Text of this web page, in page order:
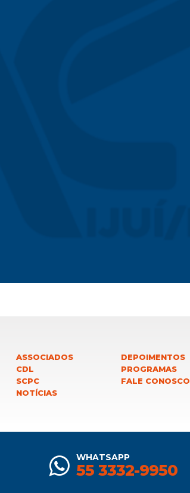
ASSOCIADOS
CDL
SCPC
NOTÍCIAS
DEPOIMENTOS
PROGRAMAS
FALE CONOSCO
WHATSAPP
55 3332-9950